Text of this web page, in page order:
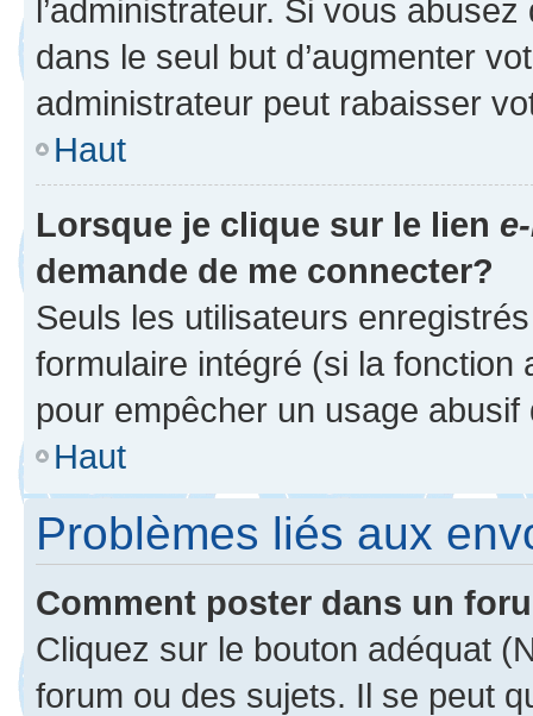
l’administrateur. Si vous
dans le seul but d’augmenter
administrateur peut rabaisser
Haut
Lorsque je clique sur le lien
demande de me connecter?
Seuls les utilisateurs
formulaire intégré (si la fonction
pour empêcher un usage
Haut
Problèmes liés aux
Comment poster dans un
Cliquez sur le bouton adéquat
forum ou des sujets. Il se peut